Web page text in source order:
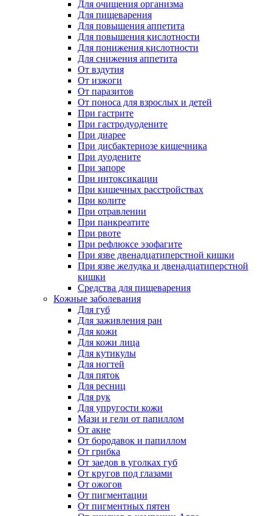
Для очищения организма
Для пищеварения
Для повышения аппетита
Для повышения кислотности
Для понижения кислотности
Для снижения аппетита
От вздутия
От изжоги
От паразитов
От поноса для взрослых и детей
При гастрите
При гастродуодените
При диарее
При дисбактериозе кишечника
При дуодените
При запоре
При интоксикации
При кишечных расстройствах
При колите
При отравлении
При панкреатите
При рвоте
При рефлюксе эзофагите
При язве двенадцатиперстной кишки
При язве желудка и двенадцатиперстной
кишки
Средства для пищеварения
Кожные заболевания
Для губ
Для заживления ран
Для кожи
Для кожи лица
Для кутикулы
Для ногтей
Для пяток
Для ресниц
Для рук
Для упругости кожи
Мази и гели от папиллом
От акне
От бородавок и папиллом
От грибка
От заедов в уголках губ
От кругов под глазами
От ожогов
От пигментации
От пигментных пятен